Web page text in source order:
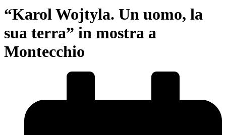
“Karol Wojtyla. Un uomo, la
sua terra” in mostra a
Montecchio